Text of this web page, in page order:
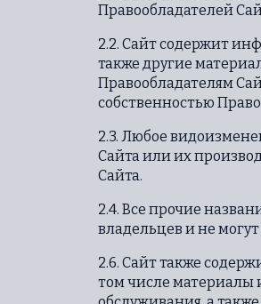
Правообладателей
2.2. Сайт содержит
также другие
Правообладателям
собственностью
2.3. Любое
Сайта или их
Сайта.
2.4. Все прочие
владельцев и не
2.6. Сайт также
том числе материалы